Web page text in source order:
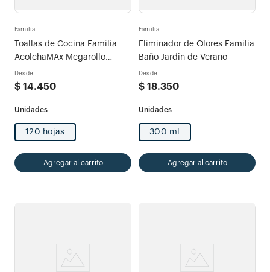
Familia
Toallas de Cocina Familia
AcolchaMAx Megarollo
Decoradas de 120hojas
Desde
$ 14.450
120 hojas
Agregar al carrito
Familia
Eliminador de Olores Familia
Baño Jardin de Verano
Desde
$ 18.350
300 ml
Agregar al carrito